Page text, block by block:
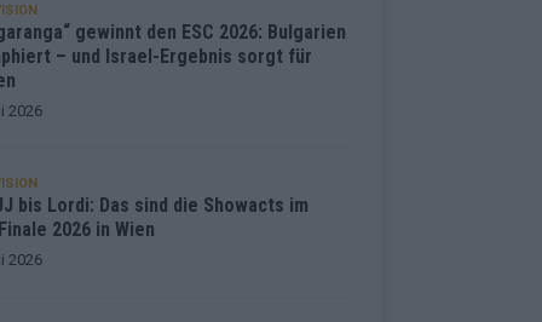
gewinnt den ESC 2026: Bulgarien
– und Israel-Ergebnis sorgt für
2026
bis Lordi: Das sind die Showacts im
2026 in Wien
2026